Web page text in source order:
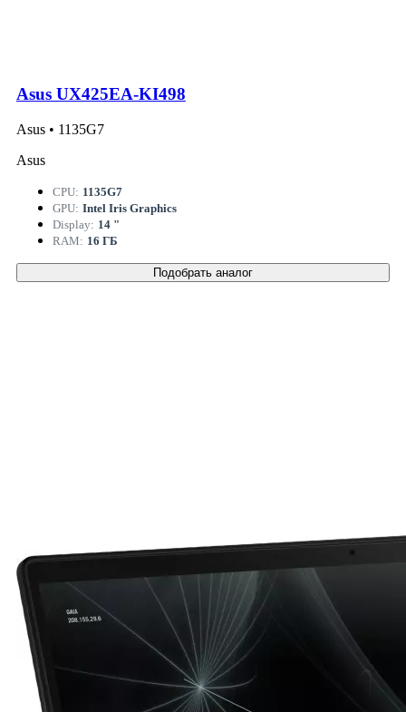
Asus UX425EA-KI498
Asus • 1135G7
Asus
CPU: 1135G7
GPU: Intel Iris Graphics
Display: 14 "
RAM: 16 ГБ
Подобрать аналог